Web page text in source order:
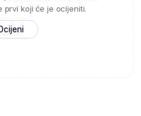
prvi koji će je ocijeniti.